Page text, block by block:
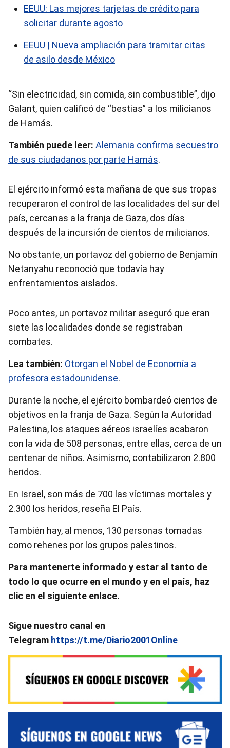
EEUU: Las mejores tarjetas de crédito para
solicitar durante agosto
EEUU | Nueva ampliación para tramitar citas
de asilo desde México
“Sin electricidad, sin comida, sin combustible”, dijo
Galant, quien calificó de “bestias” a los milicianos
de Hamás.
También puede leer: Alemania confirma secuestro
de sus ciudadanos por parte Hamás.
El ejército informó esta mañana de que sus tropas
recuperaron el control de las localidades del sur del
país, cercanas a la franja de Gaza, dos días
después de la incursión de cientos de milicianos.
No obstante, un portavoz del gobierno de Benjamín
Netanyahu reconoció que todavía hay
enfrentamientos aislados.
Poco antes, un portavoz militar aseguró que eran
siete las localidades donde se registraban
combates.
Lea también: Otorgan el Nobel de Economía a
profesora estadounidense.
Durante la noche, el ejército bombardeó cientos de
objetivos en la franja de Gaza. Según la Autoridad
Palestina, los ataques aéreos israelíes acabaron
con la vida de 508 personas, entre ellas, cerca de un
centenar de niños. Asimismo, contabilizaron 2.800
heridos.
En Israel, son más de 700 las víctimas mortales y
2.300 los heridos, reseña El País.
También hay, al menos, 130 personas tomadas
como rehenes por los grupos palestinos.
Para mantenerte informado y estar al tanto de
todo lo que ocurre en el mundo y en el país, haz
clic en el siguiente enlace.
Sigue nuestro canal en
Telegram https://t.me/Diario2001Online